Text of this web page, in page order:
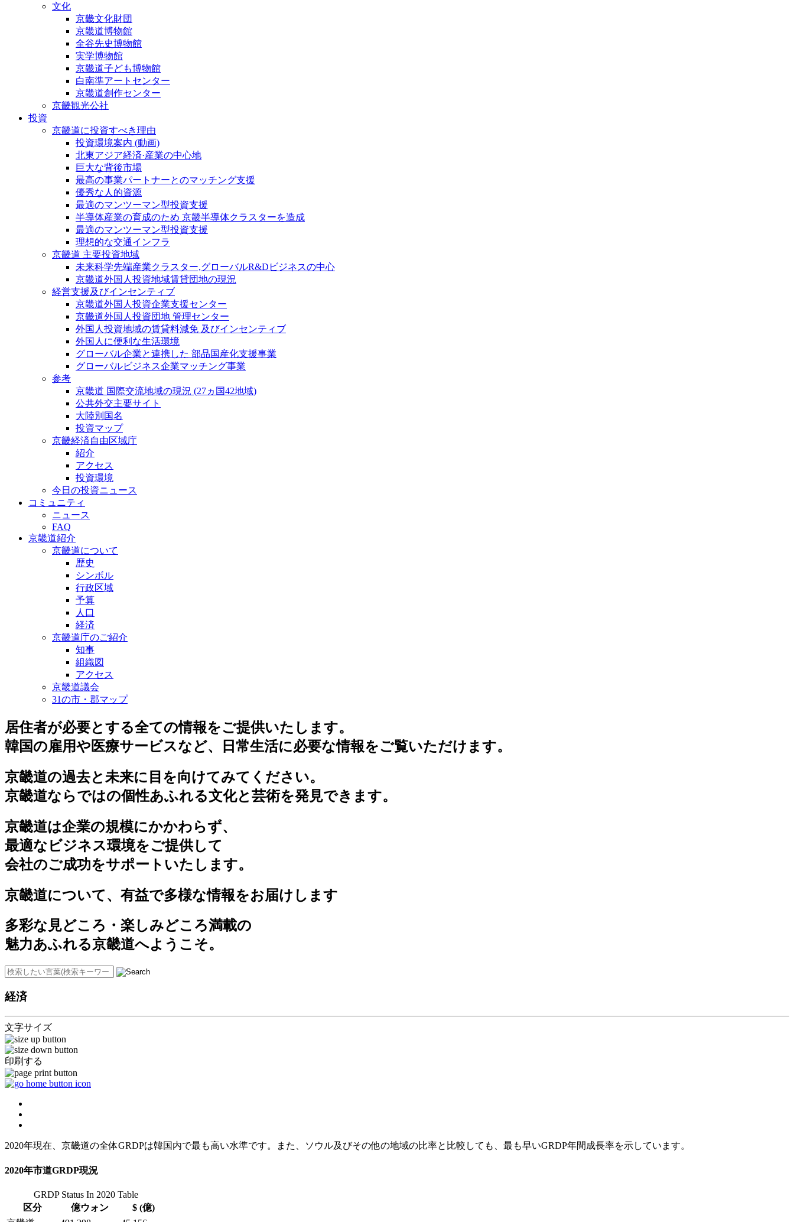
文化
京畿文化財団
京畿道博物館
全谷先史博物館
実学博物館
京畿道子ども博物館
白南準アートセンター
京畿道創作センター
京畿観光公社
投資
京畿道に投資すべき理由
投資環境案内 (動画)
北東アジア経済·産業の中心地
巨大な背後市場
最高の事業パートナーとのマッチング支援
優秀な人的資源
最適のマンツーマン型投資支援
半導体産業の育成のため 京畿半導体クラスターを造成
最適のマンツーマン型投資支援
理想的な交通インフラ
京畿道 主要投資地域
未来科学先端産業クラスター,グローバルR&Dビジネスの中心
京畿道外国人投資地域賃貸団地の現況
経営支援及びインセンティブ
京畿道外国人投資企業支援センター
京畿道外国人投資団地 管理センター
外国人投資地域の賃貸料減免 及びインセンティブ
外国人に便利な生活環境
グローバル企業と連携した 部品国産化支援事業
グローバルビジネス企業マッチング事業
参考
京畿道 国際交流地域の現況 (27ヵ国42地域)
公共外交主要サイト
大陸別国名
投資マップ
京畿経済自由区域庁
紹介
アクセス
投資環境
今日の投資ニュース
コミュニティ
ニュース
FAQ
京畿道紹介
京畿道について
歴史
シンボル
行政区域
予算
人口
経済
京畿道庁のご紹介
知事
組織図
アクセス
京畿道議会
31の市・郡マップ
居住者が必要とする全ての情報をご提供いたします。
韓国の雇用や医療サービスなど、日常生活に必要な情報をご覧いただけます。
京畿道の過去と未来に目を向けてみてください。
京畿道ならではの個性あふれる文化と芸術を発見できます。
京畿道は企業の規模にかかわらず、
最適なビジネス環境をご提供して
会社のご成功をサポートいたします。
京畿道について、有益で多様な情報をお届けします
多彩な見どころ・楽しみどころ満載の
魅力あふれる京畿道へようこそ。
経済
文字サイズ
印刷する
2020年現在、京畿道の全体GRDPは韓国内で最も高い水準です。また、ソウル及びその他の地域の比率と比較しても、最も早いGRDP年間成長率を示しています。
2020年市道GRDP現況
GRDP Status In 2020 Table
区分
億ウォン
$ (億)